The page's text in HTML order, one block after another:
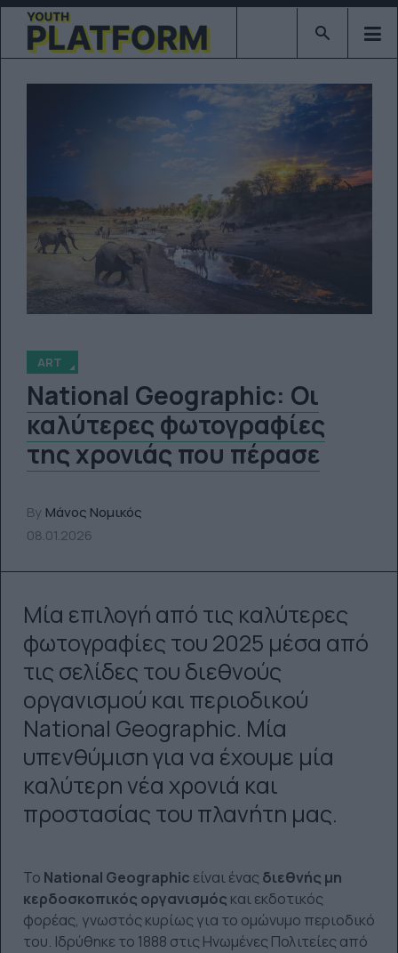
Type 2 or
ART
National Geographic: Οι
καλύτερες φωτογραφίες
της χρονιάς που πέρασε
By Μάνος Νομικός
08.01.2026
Μία επιλογή από τις καλύτερες
φωτογραφίες του 2025 μέσα από
τις σελίδες του διεθνούς
οργανισμού και περιοδικού
National Geographic. Μία
υπενθύμιση για να έχουμε μία
καλύτερη νέα χρονιά και
προστασίας του πλανήτη μας.
Το National Geographic είναι ένας διεθνής μη
κερδοσκοπικός οργανισμός και εκδοτικός
φορέας, γνωστός κυρίως για το ομώνυμο περιοδικό
του. Ιδρύθηκε το 1888 στις Ηνωμένες Πολιτείες από